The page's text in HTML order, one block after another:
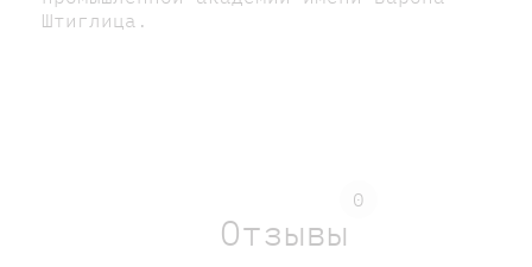
Штиглица.
Отзывы
0